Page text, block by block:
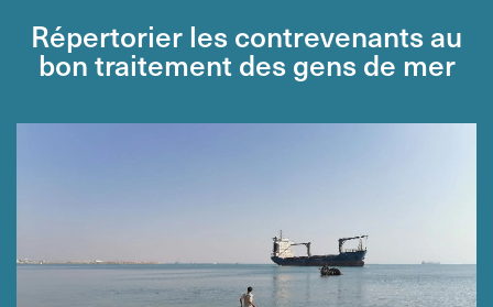
Répertorier les contrevenants au
bon traitement des gens de mer